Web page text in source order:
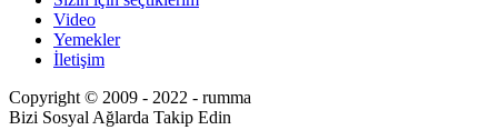
Video
Yemekler
İletişim
Copyright © 2009 - 2022 - rumma
Bizi Sosyal Ağlarda Takip Edin